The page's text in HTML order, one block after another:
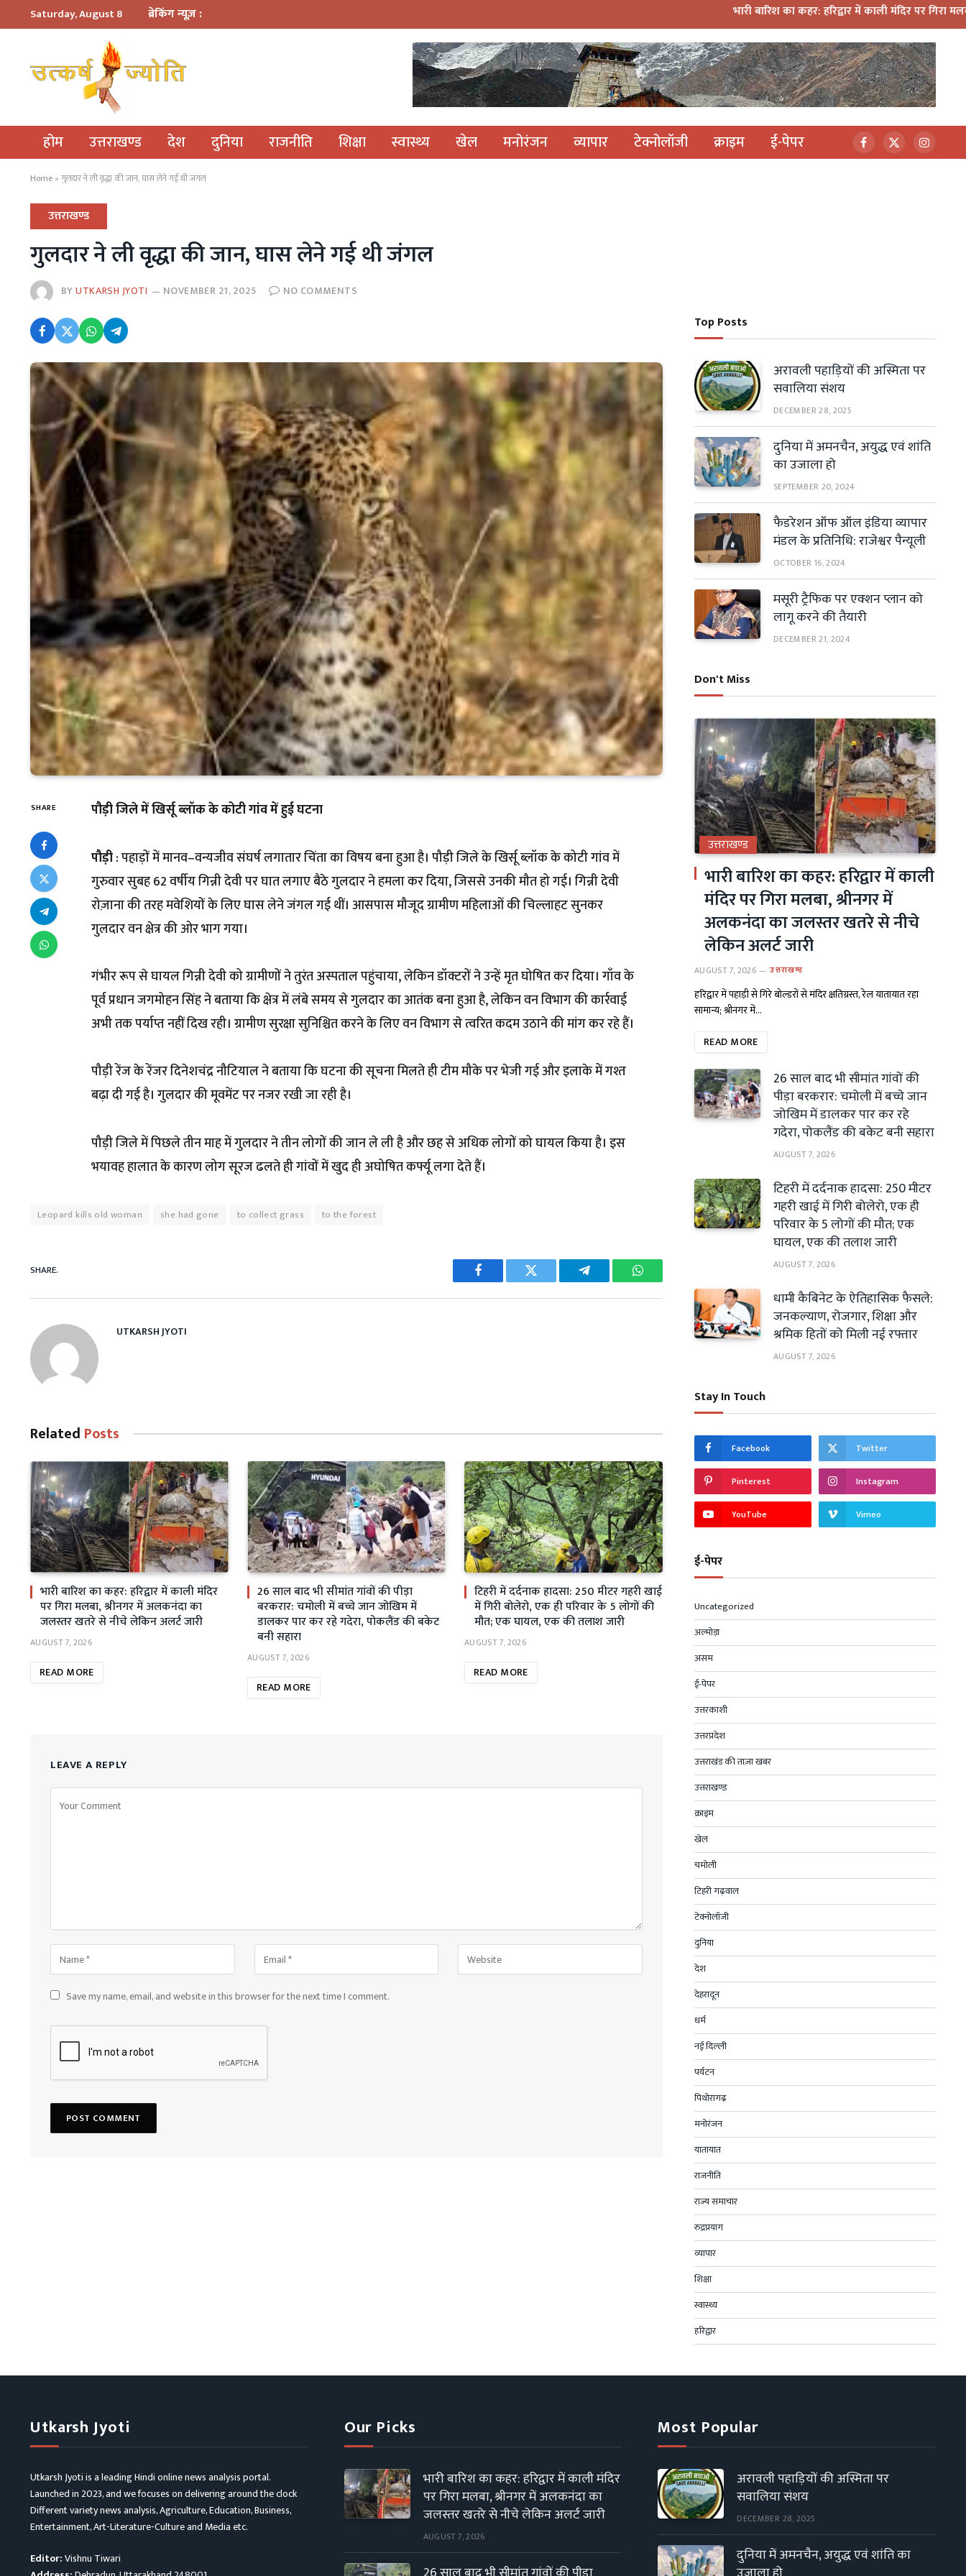
Saturday, August 8 ब्रेकिंग न्यूज़ : भारी बारिश का कहर: हरिद्वार में काली मंदिर पर गिरा मलबा, श्रीनगर में
होम उत्तराखण्ड देश दुनिया राजनीति शिक्षा स्वास्थ्य खेल मनोरंजन व्यापार टेक्नोलॉजी क्राइम ई-पेपर Facebook
X
(Twitter)
Home » गुलदार ने ली वृद्धा की जान, घास लेने गई थी जंगल
उत्तराखण्ड
गुलदार ने ली वृद्धा की जान, घास लेने गई थी जंगल
BYUTKARSH JYOTI NOVEMBER 21, 2025 NO COMMENTS
SHARE पौड़ी जिले में खिर्सू ब्लॉक के कोटी गांव में हुई घटना
पौड़ी: पहाड़ों में मानव–वन्यजीव संघर्ष लगातार चिंता का विषय बना हुआ है। पौड़ी जिले के खिर्सू ब्लॉक के कोटी गांव में
गुरुवार सुबह 62 वर्षीय गिन्नी देवी पर घात लगाए बैठे गुलदार ने हमला कर दिया, जिससे उनकी मौत हो गई। गिन्नी देवी
रोज़ाना की तरह मवेशियों के लिए घास लेने जंगल गई थीं। आसपास मौजूद ग्रामीण महिलाओं की चिल्लाहट सुनकर
गुलदार वन क्षेत्र की ओर भाग गया।
गंभीर रूप से घायल गिन्नी देवी को ग्रामीणों ने तुरंत अस्पताल पहुंचाया, लेकिन डॉक्टरों ने उन्हें मृत घोषित कर दिया। गाँव के
पूर्व प्रधान जगमोहन सिंह ने बताया कि क्षेत्र में लंबे समय से गुलदार का आतंक बना हुआ है, लेकिन वन विभाग की कार्रवाई
अभी तक पर्याप्त नहीं दिख रही। ग्रामीण सुरक्षा सुनिश्चित करने के लिए वन विभाग से त्वरित कदम उठाने की मांग कर रहे हैं।
पौड़ी रेंज के रेंजर दिनेशचंद्र नौटियाल ने बताया कि घटना की सूचना मिलते ही टीम मौके पर भेजी गई और इलाके में गश्त
बढ़ा दी गई है। गुलदार की मूवमेंट पर नजर रखी जा रही है।
पौड़ी जिले में पिछले तीन माह में गुलदार ने तीन लोगों की जान ले ली है और छह से अधिक लोगों को घायल किया है। इस
भयावह हालात के कारण लोग सूरज ढलते ही गांवों में खुद ही अघोषित कर्फ्यू लगा देते हैं।
Leopard kills old woman she had gone to collect grass to the forest
SHARE.
Facebook Twitter Telegram WhatsApp
UTKARSH JYOTI
Related Posts
भारी बारिश का कहर: हरिद्वार में काली मंदिर
पर गिरा मलबा, श्रीनगर में अलकनंदा का
जलस्तर खतरे से नीचे लेकिन अलर्ट जारी
AUGUST 7, 2026
READ MORE
26 साल बाद भी सीमांत गांवों की पीड़ा
बरकरार: चमोली में बच्चे जान जोखिम में
डालकर पार कर रहे गदेरा, पोकलैंड की बकेट
बनी सहारा
AUGUST 7, 2026
READ MORE
टिहरी में दर्दनाक हादसा: 250 मीटर गहरी खाई
में गिरी बोलेरो, एक ही परिवार के 5 लोगों की
मौत; एक घायल, एक की तलाश जारी
AUGUST 7, 2026
READ MORE
LEAVE A REPLY
Save my name, email, and website in this browser for the next time I comment.
Top Posts
अरावली पहाड़ियों की अस्मिता पर
सवालिया संशय
DECEMBER 28, 2025
दुनिया में अमनचैन, अयुद्ध एवं शांति
का उजाला हो
SEPTEMBER 20, 2024
फैडरेशन ऑफ ऑल इंडिया व्यापार
मंडल के प्रतिनिधि: राजेश्वर पैन्यूली
OCTOBER 16, 2024
मसूरी ट्रैफिक पर एक्शन प्लान को
लागू करने की तैयारी
DECEMBER 21, 2024
Don't Miss
उत्तराखण्ड
भारी बारिश का कहर: हरिद्वार में काली
मंदिर पर गिरा मलबा, श्रीनगर में
अलकनंदा का जलस्तर खतरे से नीचे
लेकिन अलर्ट जारी
AUGUST 7, 2026 उत्तराखण्ड
हरिद्वार में पहाड़ी से गिरे बोल्डरों से मंदिर क्षतिग्रस्त, रेल यातायात रहा
सामान्य; श्रीनगर में…
READ MORE
26 साल बाद भी सीमांत गांवों की
पीड़ा बरकरार: चमोली में बच्चे जान
जोखिम में डालकर पार कर रहे
गदेरा, पोकलैंड की बकेट बनी सहारा
AUGUST 7, 2026
टिहरी में दर्दनाक हादसा: 250 मीटर
गहरी खाई में गिरी बोलेरो, एक ही
परिवार के 5 लोगों की मौत; एक
घायल, एक की तलाश जारी
AUGUST 7, 2026
धामी कैबिनेट के ऐतिहासिक फैसले:
जनकल्याण, रोजगार, शिक्षा और
श्रमिक हितों को मिली नई रफ्तार
AUGUST 7, 2026
Stay In Touch
Facebook Twitter
Pinterest Instagram
YouTube Vimeo
ई-पेपर
Uncategorized
अल्मोड़ा
असम
ई-पेपर
उत्तरकाशी
उत्तरप्रदेश
उत्तराखंड की ताज़ा खबर
उत्तराखण्ड
क्राइम
खेल
चमोली
टिहरी गढ़वाल
टेक्नोलॉजी
दुनिया
देश
देहरादून
धर्म
नई दिल्ली
पर्यटन
पिथोरागढ़
मनोरंजन
यातायात
राजनीति
राज्य समाचार
रुद्रप्रयाग
व्यापार
शिक्षा
स्वास्थ्य
हरिद्वार
Utkarsh Jyoti
Utkarsh Jyoti is a leading Hindi online news analysis portal.
Launched in 2023, and we focuses on delivering around the clock
Different variety news analysis, Agriculture, Education, Business,
Entertainment, Art-Literature-Culture and Media etc.
Editor:Vishnu Tiwari
Our Picks
भारी बारिश का कहर: हरिद्वार में काली मंदिर
पर गिरा मलबा, श्रीनगर में अलकनंदा का
जलस्तर खतरे से नीचे लेकिन अलर्ट जारी
AUGUST 7, 2026
Most Popular
अरावली पहाड़ियों की अस्मिता पर
सवालिया संशय
DECEMBER 28, 2025
दुनिया में अमनचैन, अयुद्ध एवं शांति का